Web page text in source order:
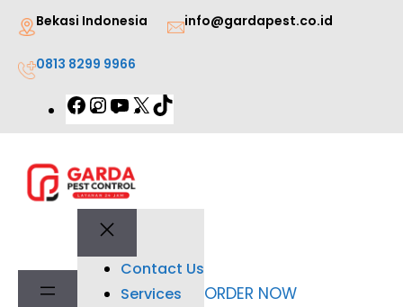
Lewati
konten
Bekasi Indonesia info@gardapest.co.id
0813 8299 9966
Facebook
Instagram
YouTube
X TikTok
Contact Us
Services
ORDER NOW